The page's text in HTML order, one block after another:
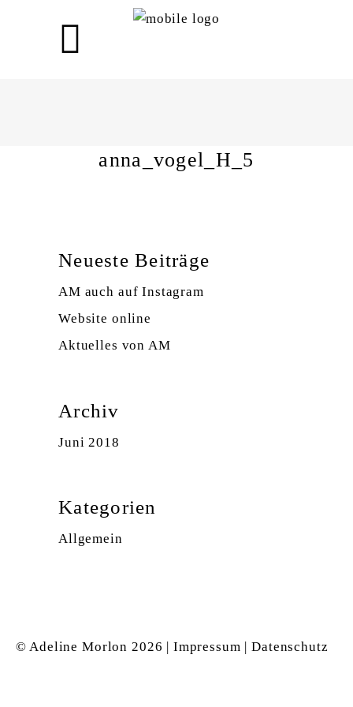
anna_vogel_H_5
Neueste Beiträge
AM auch auf Instagram
Website online
Aktuelles von AM
Archiv
Juni 2018
Kategorien
Allgemein
© Adeline Morlon 2026 | Impressum |Datenschutz